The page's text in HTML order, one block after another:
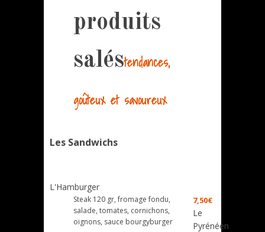
produits
saléstendances,
goûteux et savoureux
Les Sandwichs
L'Hamburger
Steak 120 gr, fromage fondu,
salade, tomates, cornichons,
oignons, sauce bourgyburger
7,50€
Le
Pyrénéen